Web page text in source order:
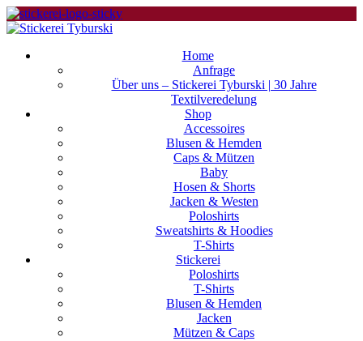
Home
Anfrage
Über uns – Stickerei Tyburski | 30 Jahre
Textilveredelung
Shop
Accessoires
Blusen & Hemden
Caps & Mützen
Baby
Hosen & Shorts
Jacken & Westen
Poloshirts
Sweatshirts & Hoodies
T-Shirts
Stickerei
Poloshirts
T-Shirts
Blusen & Hemden
Jacken
Mützen & Caps